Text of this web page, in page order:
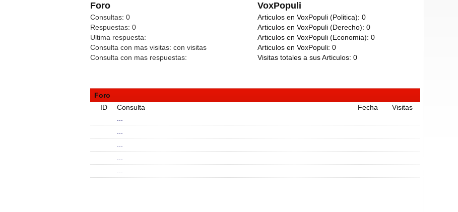
Foro VoxPopuli
Consultas: 0
Respuestas: 0
Ultima respuesta:
Consulta con mas visitas: con visitas
Consulta con mas respuestas:
Articulos en VoxPopuli (Politica): 0
Articulos en VoxPopuli (Derecho): 0
Articulos en VoxPopuli (Economia): 0
Articulos en VoxPopuli: 0
Visitas totales a sus Articulos: 0
Foro
ID
Consulta Fecha
Visitas